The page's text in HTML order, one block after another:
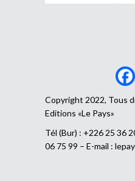
Copyright 2022, Tous
Editions «Le Pays»
Tél (Bur) : +226 25 36
06 75 99 – E-mail :